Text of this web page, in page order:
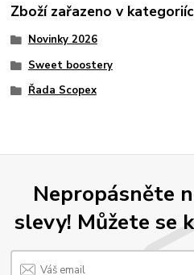
Zboží zařazeno v
Novinky 2026
Sweet boostery
Řada Scopex
Nepropásněte
slevy! Můžete se